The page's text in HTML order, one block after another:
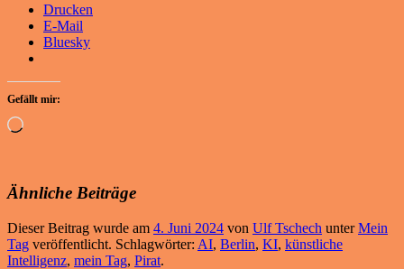
Drucken
E-Mail
Bluesky
Gefällt mir:
Wird
Ähnliche Beiträge
Dieser Beitrag wurde am 4. Juni 2024 von Ulf Tschech unterMein
Tag veröffentlicht. Schlagwörter: AI, Berlin, KI, künstliche
Intelligenz, mein Tag, Pirat.